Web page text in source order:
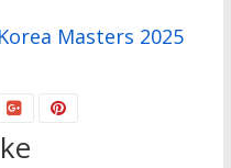
Masters 2025